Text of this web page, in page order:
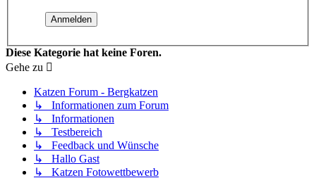
Diese Kategorie hat keine Foren.
Gehe zu
Katzen Forum - Bergkatzen
↳ Informationen zum Forum
↳ Informationen
↳ Testbereich
↳ Feedback und Wünsche
↳ Hallo Gast
↳ Katzen Fotowettbewerb